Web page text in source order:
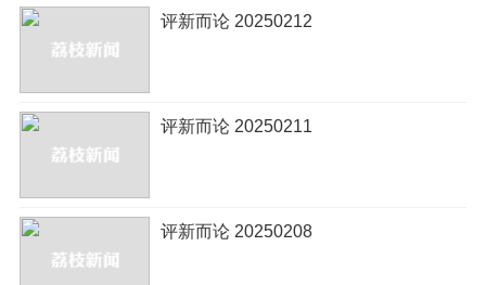
评新而论 20250212
评新而论 20250211
评新而论 20250208